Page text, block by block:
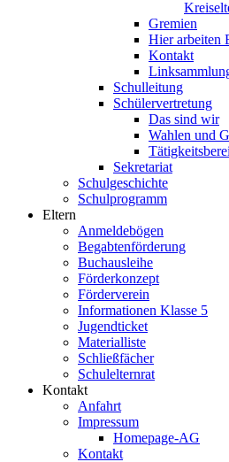
Gremien
Hier arbeiten
Kontakt
Schulleitung
Schülervertretung
Das sind wir
Wahlen und
Sekretariat
Schulgeschichte
Schulprogramm
Eltern
Anmeldebögen
Begabtenförderung
Buchausleihe
Förderkonzept
Förderverein
Informationen Klasse 5
Jugendticket
Materialliste
Schließfächer
Schulelternrat
Kontakt
Anfahrt
Impressum
Homepage-AG
Kontakt